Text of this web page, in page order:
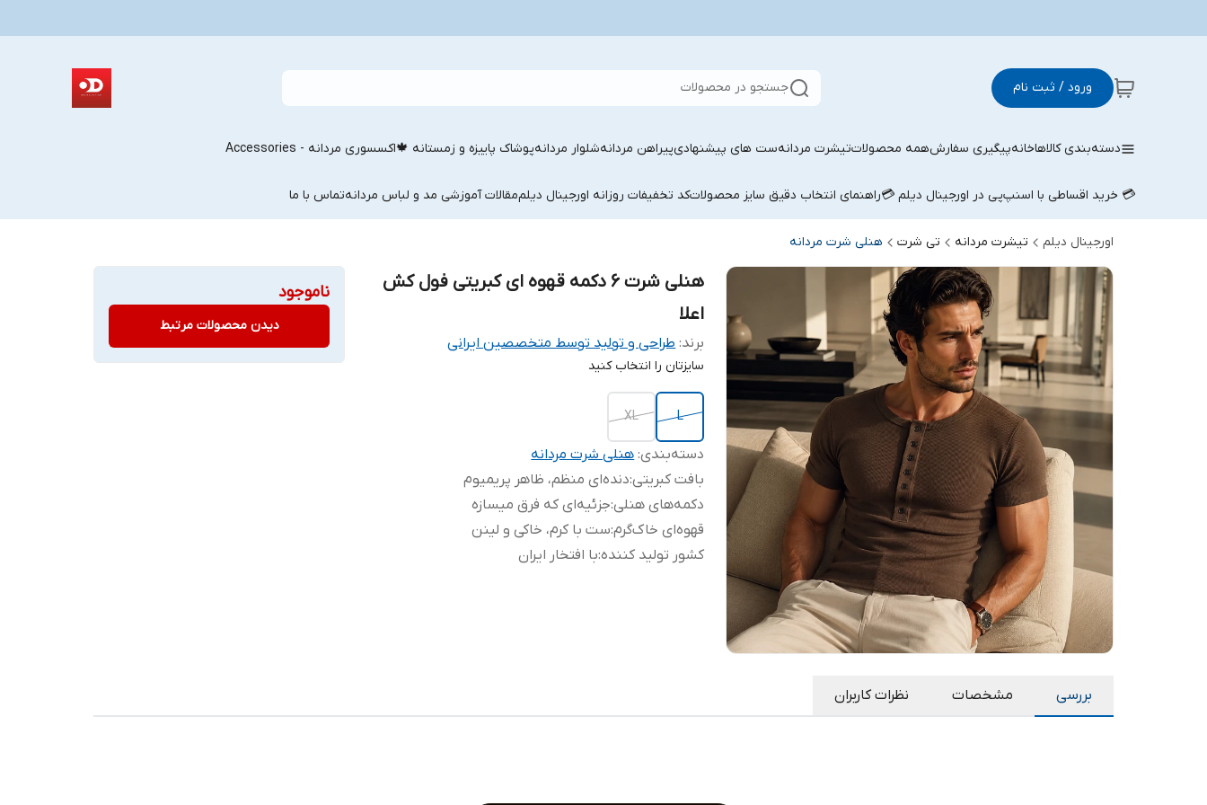
ورود / ثبت نام جستجو در محصولات
دسته‌بندی کالاهاخانهپیگیری سفارشهمه محصولاتتیشرت مردانهست های پیشنهادیپیراهن مردانهشلوار مردانهپوشاک پاییزه و زمستانه 🍁اکسسوری مردانه - Accessories
💳 خرید اقساطی با اسنپ‌پی در اورجینال دیلم 💳راهنمای انتخاب دقیق سایز محصولاتکد تخفیفات روزانه اورجینال دیلممقالات آموزشی مد و لباس مردانهتماس با ما
اورجینال دیلم تیشرت مردانه تی شرت هنلی شرت مردانه
هنلی شرت ۶ دکمه قهوه ای کبریتی فول کش
اعلا
برند: طراحی و تولید توسط متخصصین ایرانی
سایزتان را انتخاب کنید
L
XL
دسته‌بندی:هنلی شرت مردانه
بافت کبریتی:دنده‌ای منظم، ظاهر پریمیوم
دکمه‌های هنلی:جزئیه‌ای که فرق میسازه
قهوه‌ای خاک‌گرم:ست با کرم، خاکی و لینن
کشور تولید کننده:با افتخار ایران
ناموجود
دیدن محصولات مرتبط
بررسی مشخصات نظرات کاربران